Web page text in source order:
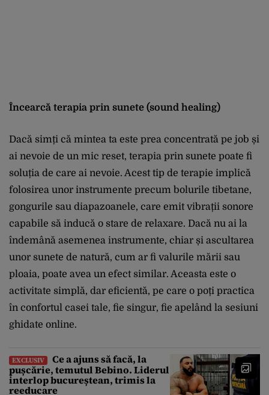
Încearcă terapia prin sunete (sound healing)
Dacă simți că mintea ta este prea concentrată pe job și
ai nevoie de un mic reset, terapia prin sunete poate fi
soluția de care ai nevoie. Acest tip de terapie implică
folosirea unor instrumente precum bolurile tibetane,
gongurile sau diapazoanele, care emit vibrații sonore
capabile să inducă o stare de relaxare. Dacă nu ai la
îndemână asemenea instrumente, chiar și ascultarea
unor sunete de natură, cum ar fi valurile mării sau
ploaia, poate avea un efect similar. Aceasta este o
activitate simplă, dar eficientă, pe care o poți practica
în confortul casei tale, fie singur, fie apelând la sesiuni
ghidate online.
EXCLUSIV
Ce a ajuns să facă, la
pușcărie, temutul Bebino. Liderul
interlop bucureștean, trimis la
reeducare